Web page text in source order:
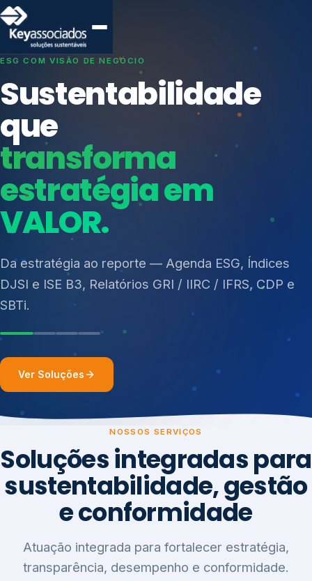
SISTEMAS DE GESTÃO OTIMIZADOS E INTEGRADOS
Conformidade que
protege seu
negócio.
Consultoria, auditoria e treinamentos em ISO 27001,
ISO 27701, ISO 42001, ISO 37001, ISO 9001, ISO
14001, ISO 45001, ONA e PNQ — Gestão de
resíduos sólidos (PGRS/PMGRS).
Índices de Mercado
Mudanças Climáticas
Reputação e Cadeia
Reporte Regulatório
Ver Soluções
NOSSOS SERVIÇOS
Soluções integradas para
sustentabilidade, gestão
e conformidade
Atuação integrada para fortalecer estratégia,
transparência, desempenho e conformidade.